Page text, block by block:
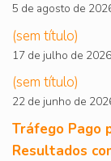
5 de agosto de
(sem título)
17 de julho de 2026
(sem título)
22 de junho de
Tráfego Pago
Resultados